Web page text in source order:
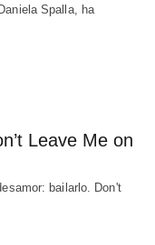
Spalla, ha
Leave Me on
bailarlo. Don't